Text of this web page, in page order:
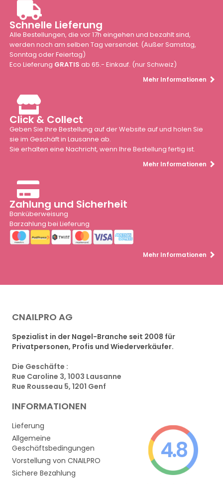
Schnelle Lieferung
Alle Bestellungen, die vor 17h eingehen und bezahlt sind,
werden noch am selben Tag versendet. (Außer Samstag,
Sonntag oder Feiertag)
Eco Lieferung GRATIS ab 65.- Einkauf. (nur Schweiz)
Mehr Informationen
Click & Collect
Geben Sie Ihre Bestellung auf der Website auf und holen Sie
sie im Geschäft in Lausanne ab.
Sie erhalten eine Nachricht, wenn Ihre Bestellung fertig ist.
Mehr Informationen
Zahlung und Sicherheit
Banküberweisung
Barzahlung bei Lieferung
Mehr Informationen
CNAILPRO AG
Spezialist in der Nagel-Branche seit 2008 für
Privatpersonen, Profis und Wiederverkäufer.
Die Geschäfte :
Rue Caroline 3, 1003 Lausanne
Rue Rousseau 5, 1201 Genf
INFORMATIONEN
Lieferung
Allgemeine
Geschäftsbedingungen
Vorstellung von CNAILPRO
Sichere Bezahlung
4.8